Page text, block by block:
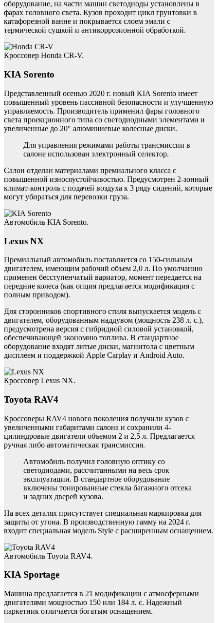
оборудование, на части машин светодиоды установлены в
фарах головного света. Кузов проходит цикл грунтовки в
катафорезной ванне и покрывается слоем эмали с
термической сушкой и антикоррозионной обработкой.
Кроссовер Honda CR-V.
KIA Sorento
Представленный осенью 2020 г. новый KIA Sorento имеет
повышенный уровень пассивной безопасности и улучшенную
управляемость. Производитель применил фары головного
света проекционного типа со светодиодными элементами и
увеличенные до 20″ алюминиевые колесные диски.
Для управления режимами работы трансмиссии в
салоне использован электронный селектор.
Салон отделан материалами премиального класса с
повышенной износоустойчивостью. Предусмотрен 2-зонный
климат-контроль с подачей воздуха к 3 ряду сидений, которые
могут убираться для перевозки груза.
Автомобиль KIA Sorento.
Lexus NX
Премиальный автомобиль поставляется со 150-сильным
двигателем, имеющим рабочий объем 2,0 л. По умолчанию
применен бесступенчатый вариатор, момент передается на
передние колеса (как опция предлагается модификация с
полным приводом).
Для сторонников спортивного стиля выпускается модель с
двигателем, оборудованным наддувом (мощность 238 л. с.),
предусмотрена версия с гибридной силовой установкой,
обеспечивающей экономию топлива. В стандартное
оборудование входят литые диски, магнитола с цветным
дисплеем и поддержкой Apple Carplay и Android Auto.
Кроссовер Lexus NX.
Toyota RAV4
Кроссоверы RAV4 нового поколения получили кузов с
увеличенными габаритами салона и сохранили 4-
цилиндровые двигатели объемом 2 и 2,5 л. Предлагается
ручная либо автоматическая трансмиссия.
Автомобиль получил головную оптику со
светодиодами, рассчитанными на весь срок
эксплуатации. В стандартное оборудование
включены тонированные стекла багажного отсека
и задних дверей кузова.
На всех деталях присутствует специальная маркировка для
защиты от угона. В производственную гамму на 2024 г.
входит специальная модель Style с расширенным оснащением.
Автомобиль Toyota RAV4.
KIA Sportage
Машина предлагается в 21 модификации с атмосферными
двигателями мощностью 150 или 184 л. с. Надежный
паркетник отличается богатым оснащением.